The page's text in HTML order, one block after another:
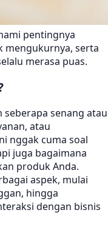
pentingnya
mengukurnya, serta
merasa puas.
senang atau
atau
nggak cuma soal
juga bagaimana
produk Anda.
aspek, mulai
hingga
dengan bisnis